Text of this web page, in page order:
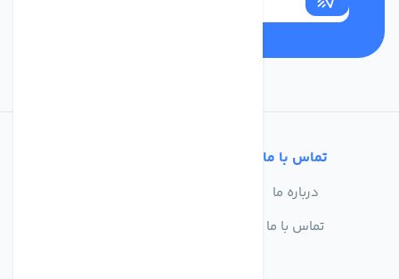
تماس با ما
درباره ما
تماس با ما